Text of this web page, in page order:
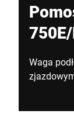
Waga